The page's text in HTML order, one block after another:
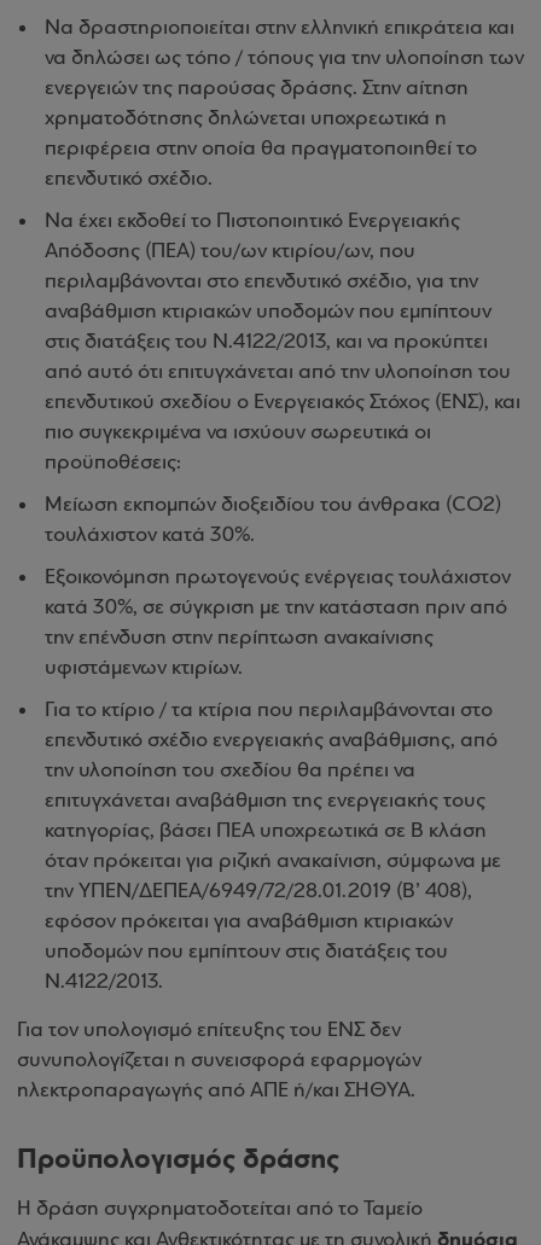
Να δραστηριοποιείται στην ελληνική επικράτεια και
να δηλώσει ως τόπο / τόπους για την υλοποίηση των
ενεργειών της παρούσας δράσης. Στην αίτηση
χρηματοδότησης δηλώνεται υποχρεωτικά η
περιφέρεια στην οποία θα πραγματοποιηθεί το
επενδυτικό σχέδιο.
Να έχει εκδοθεί το Πιστοποιητικό Ενεργειακής
Απόδοσης (ΠΕΑ) του/ων κτιρίου/ων, που
περιλαμβάνονται στο επενδυτικό σχέδιο, για την
αναβάθμιση κτιριακών υποδομών που εμπίπτουν
στις διατάξεις του Ν.4122/2013, και να προκύπτει
από αυτό ότι επιτυγχάνεται από την υλοποίηση του
επενδυτικού σχεδίου ο Ενεργειακός Στόχος (ΕΝΣ), και
πιο συγκεκριμένα να ισχύουν σωρευτικά οι
προϋποθέσεις:
Μείωση εκπομπών διοξειδίου του άνθρακα (CO2)
τουλάχιστον κατά 30%.
Εξοικονόμηση πρωτογενούς ενέργειας τουλάχιστον
κατά 30%, σε σύγκριση με την κατάσταση πριν από
την επένδυση στην περίπτωση ανακαίνισης
υφιστάμενων κτιρίων.
Για το κτίριο / τα κτίρια που περιλαμβάνονται στο
επενδυτικό σχέδιο ενεργειακής αναβάθμισης, από
την υλοποίηση του σχεδίου θα πρέπει να
επιτυγχάνεται αναβάθμιση της ενεργειακής τους
κατηγορίας, βάσει ΠΕΑ υποχρεωτικά σε Β κλάση
όταν πρόκειται για ριζική ανακαίνιση, σύμφωνα με
την ΥΠΕΝ/ΔΕΠΕΑ/6949/72/28.01.2019 (Β’ 408),
εφόσον πρόκειται για αναβάθμιση κτιριακών
υποδομών που εμπίπτουν στις διατάξεις του
Ν.4122/2013.
Για τον υπολογισμό επίτευξης του ΕΝΣ δεν
συνυπολογίζεται η συνεισφορά εφαρμογών
ηλεκτροπαραγωγής από ΑΠΕ ή/και ΣΗΘΥΑ.
Προϋπολογισμός δράσης
Η δράση συγχρηματοδοτείται από το Ταμείο